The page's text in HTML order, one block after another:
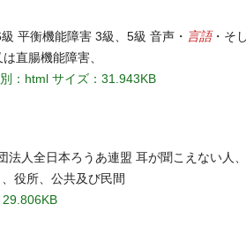
平衡機能障害 3級、5級 音声・ 言語・そ
直腸機能障害、
：html サイズ：31.943KB
人全日本ろうあ連盟 耳が聞こえない人、
役所、公共及び民間